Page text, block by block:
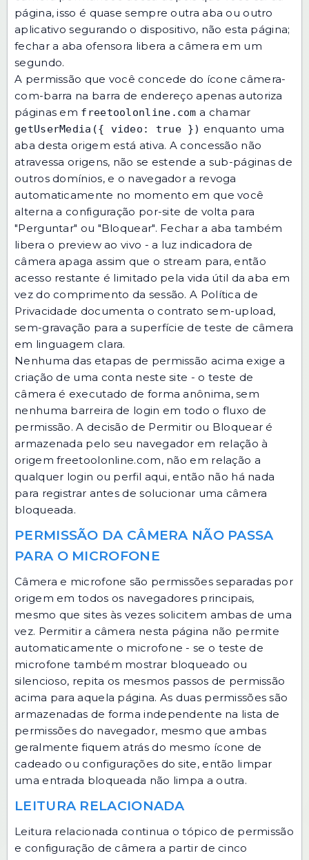
página, isso é quase sempre outra aba ou outro
aplicativo segurando o dispositivo, não esta página;
fechar a aba ofensora libera a câmera em um
segundo.
A permissão que você concede do ícone câmera-
com-barra na barra de endereço apenas autoriza
páginas em freetoolonline.com a chamar
getUserMedia({ video: true }) enquanto uma
aba desta origem está ativa. A concessão não
atravessa origens, não se estende a sub-páginas de
outros domínios, e o navegador a revoga
automaticamente no momento em que você
alterna a configuração por-site de volta para
"Perguntar" ou "Bloquear". Fechar a aba também
libera o preview ao vivo - a luz indicadora de
câmera apaga assim que o stream para, então
acesso restante é limitado pela vida útil da aba em
vez do comprimento da sessão. A Política de
Privacidade documenta o contrato sem-upload,
sem-gravação para a superfície de teste de câmera
em linguagem clara.
Nenhuma das etapas de permissão acima exige a
criação de uma conta neste site - o teste de
câmera é executado de forma anônima, sem
nenhuma barreira de login em todo o fluxo de
permissão. A decisão de Permitir ou Bloquear é
armazenada pelo seu navegador em relação à
origem freetoolonline.com, não em relação a
qualquer login ou perfil aqui, então não há nada
para registrar antes de solucionar uma câmera
bloqueada.
PERMISSÃO DA CÂMERA NÃO PASSA
PARA O MICROFONE
Câmera e microfone são permissões separadas por
origem em todos os navegadores principais,
mesmo que sites às vezes solicitem ambas de uma
vez. Permitir a câmera nesta página não permite
automaticamente o microfone - se o teste de
microfone também mostrar bloqueado ou
silencioso, repita os mesmos passos de permissão
acima para aquela página. As duas permissões são
armazenadas de forma independente na lista de
permissões do navegador, mesmo que ambas
geralmente fiquem atrás do mesmo ícone de
cadeado ou configurações do site, então limpar
uma entrada bloqueada não limpa a outra.
LEITURA RELACIONADA
Leitura relacionada continua o tópico de permissão
e configuração de câmera a partir de cinco